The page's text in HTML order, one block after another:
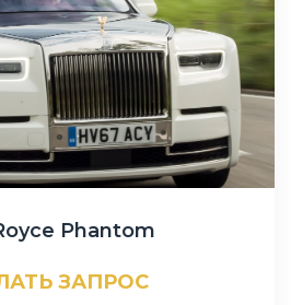
Phantom
ЗАПРОС